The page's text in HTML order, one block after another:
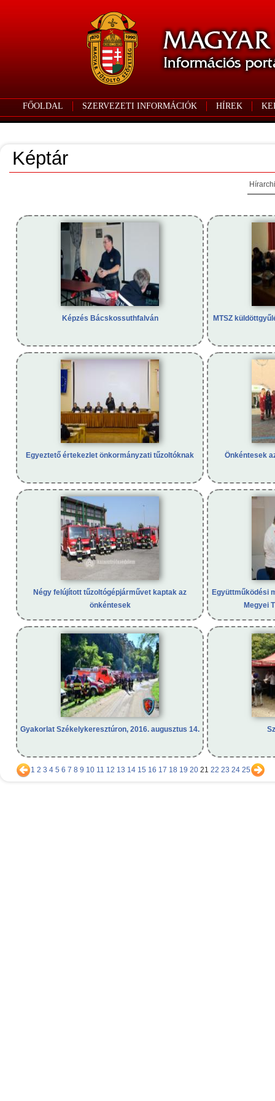
FŐOLDAL SZERVEZETI INFORMÁCIÓK HÍREK
Képtár
Képzés Bácskossuthfalván MTSZ
Egyeztető értekezlet önkormányzati tűzoltóknak Önkéntesek
Négy felújított tűzoltógépjárművet kaptak az
önkéntesek
Együttműködési
Megyei
Gyakorlat Székelykeresztúron, 2016. augusztus 14.
1 2 3 4 5 6 7 8 9 10 11 12 13 14 15 16 17 18 19 20 21 22 23 24 25